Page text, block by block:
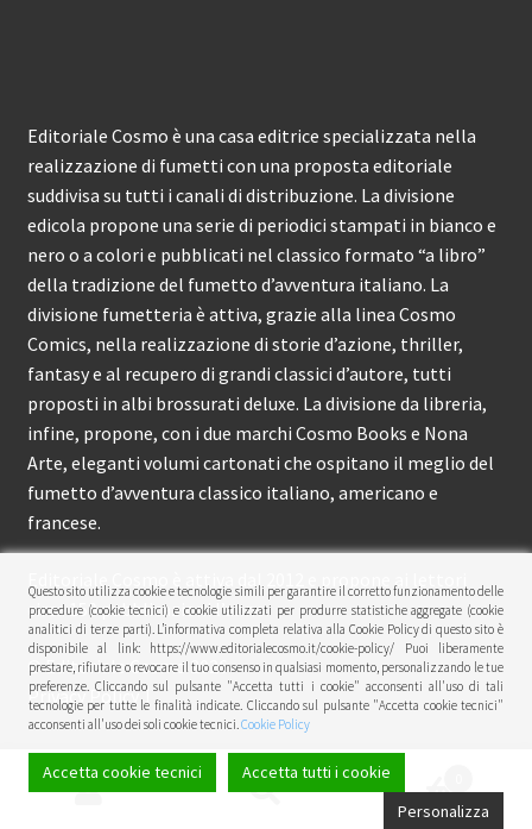
Editoriale Cosmo è una casa editrice specializzata nella
realizzazione di fumetti con una proposta editoriale
suddivisa su tutti i canali di distribuzione. La divisione
edicola propone una serie di periodici stampati in bianco e
nero o a colori e pubblicati nel classico formato “a libro”
della tradizione del fumetto d’avventura italiano. La
divisione fumetteria è attiva, grazie alla linea Cosmo
Comics, nella realizzazione di storie d’azione, thriller,
fantasy e al recupero di grandi classici d’autore, tutti
proposti in albi brossurati deluxe. La divisione da libreria,
infine, propone, con i due marchi Cosmo Books e Nona
Arte, eleganti volumi cartonati che ospitano il meglio del
fumetto d’avventura classico italiano, americano e
francese.
circa 150 pubblicazioni l’anno.
© Editoriale Cosmo 2026
Privacy Policy
Questo sito utilizza cookie e tecnologie simili per garantire il corretto funzionamento delle
procedure (cookie tecnici) e cookie utilizzati per produrre statistiche aggregate (cookie
analitici di terze parti). L’informativa completa relativa alla Cookie Policy di questo sito è
disponibile al link: https://www.editorialecosmo.it/cookie-policy/ Puoi liberamente
prestare, rifiutare o revocare il tuo consenso in qualsiasi momento, personalizzando le tue
preferenze. Cliccando sul pulsante "Accetta tutti i cookie" acconsenti all'uso di tali
tecnologie per tutte le finalità indicate. Cliccando sul pulsante "Accetta cookie tecnici"
acconsenti all'uso dei soli cookie tecnici.Cookie Policy
Accetta cookie tecnici
Accetta tutti i cookie
Personalizza